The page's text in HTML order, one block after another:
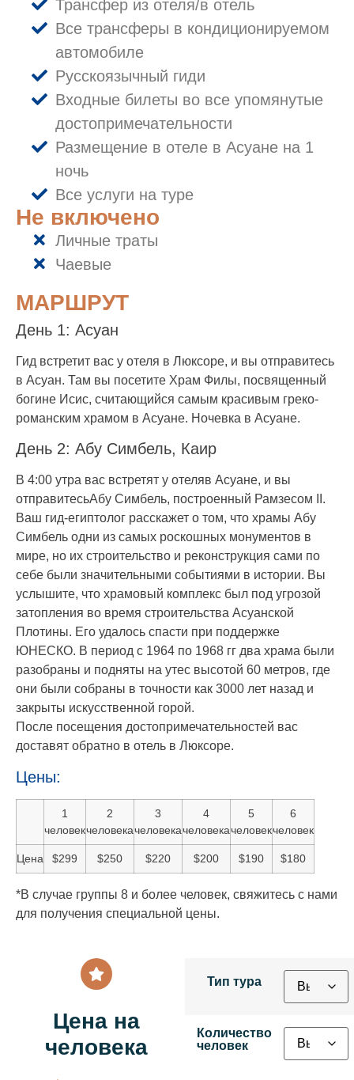
Трансфер из отеля/в отель
Все трансферы в кондиционируемом
автомобиле
Русскоязычный гиди
Входные билеты во все упомянутые
достопримечательности
Размещение в отеле в Асуане на 1
ночь
Все услуги на туре
Не включено
Личные траты
Чаевые
МАРШРУТ
День 1: Асуан
Гид встретит вас у отеля в Люксоре, и вы отправитесь
в Асуан. Там вы посетите Храм Филы, посвященный
богине Исис, считающийся самым красивым греко-
романским храмом в Асуане. Ночевка в Асуане.
День 2: Абу Симбель, Каир
В 4:00 утра вас встретят у отеляв Асуане, и вы
отправитесьАбу Симбель, построенный Рамзесом II.
Ваш гид-египтолог расскажет о том, что храмы Абу
Симбель одни из самых роскошных монументов в
мире, но их строительство и реконструкция сами по
себе были значительными событиями в истории. Вы
услышите, что храмовый комплекс был под угрозой
затопления во время строительства Асуанской
Плотины. Его удалось спасти при поддержке
ЮНЕСКО. В период с 1964 по 1968 гг два храма были
разобраны и подняты на утес высотой 60 метров, где
они были собраны в точности как 3000 лет назад и
закрыты искусственной горой.
После посещения достопримечательностей вас
доставят обратно в отель в Люксоре.
Цены:
1
человек
2
человека
3
человека
4
человека
5
человек
6
человек
Цена $299 $250 $220 $200 $190 $180
*В случае группы 8 и более человек, свяжитесь с нами
для получения специальной цены.
Цена на
человека
Тип тура
Количество
человек